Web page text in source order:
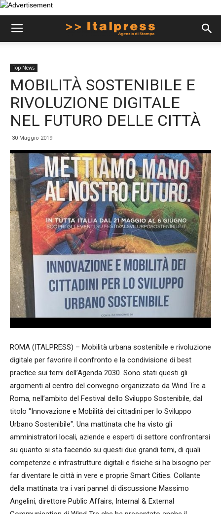
Top News
MOBILITÀ SOSTENIBILE E
RIVOLUZIONE DIGITALE
NEL FUTURO DELLE CITTÀ
30 Maggio 2019
ROMA (ITALPRESS) – Mobilità urbana sostenibile e rivoluzione
digitale per favorire il confronto e la condivisione di best
practice sui temi dell’Agenda 2030. Sono stati questi gli
argomenti al centro del convegno organizzato da Wind Tre a
Roma, nell’ambito del Festival dello Sviluppo Sostenibile, dal
titolo "Innovazione e Mobilità dei cittadini per lo Sviluppo
Urbano Sostenibile". Una mattinata che ha visto gli
amministratori locali, aziende e esperti di settore confrontarsi
su quanto si sta facendo su questi due grandi temi, di quali
competenze e infrastrutture digitali e fisiche si ha bisogno per
far diventare le città in vere e proprie Smart Cities. Collante
della mattinata tra i vari pannel di discussione Massimo
Angelini, direttore Public Affairs, Internal & External